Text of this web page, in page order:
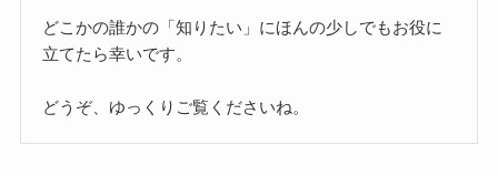
どこかの誰かの「知りたい」にほんの少しでもお役に
立てたら幸いです。
どうぞ、ゆっくりご覧くださいね。